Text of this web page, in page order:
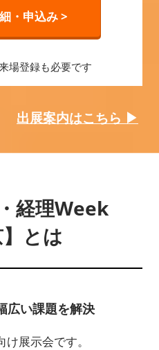
・申込み >
場登録も必要です
出展案内はこちら ▶
経理Week
】とは
広い課題を解決
展示会です。